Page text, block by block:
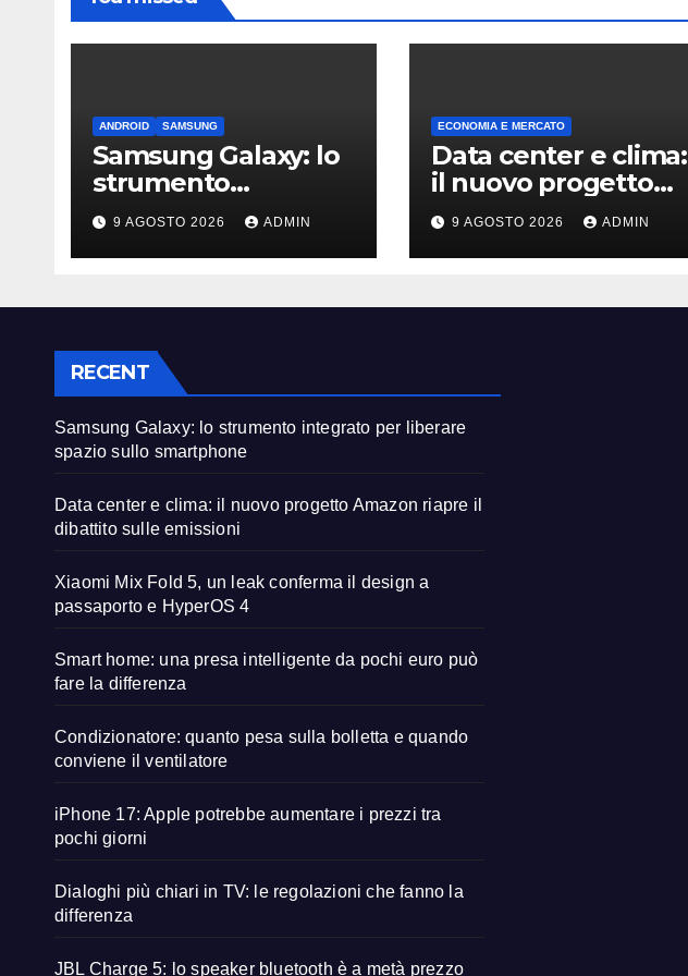
ANDROID SAMSUNG
Samsung Galaxy: lo
strumento
integrato per
liberare spazio sullo
smartphone
9 AGOSTO 2026 ADMIN
ECONOMIA E MERCATO
Data center e clima:
il nuovo progetto
Amazon riapre il
dibattito sulle
emissioni
9 AGOSTO 2026 ADMIN
RECENT
Samsung Galaxy: lo strumento integrato per liberare
spazio sullo smartphone
Data center e clima: il nuovo progetto Amazon riapre il
dibattito sulle emissioni
Xiaomi Mix Fold 5, un leak conferma il design a
passaporto e HyperOS 4
Smart home: una presa intelligente da pochi euro può
fare la differenza
Condizionatore: quanto pesa sulla bolletta e quando
conviene il ventilatore
iPhone 17: Apple potrebbe aumentare i prezzi tra
pochi giorni
Dialoghi più chiari in TV: le regolazioni che fanno la
differenza
JBL Charge 5: lo speaker bluetooth è a metà prezzo